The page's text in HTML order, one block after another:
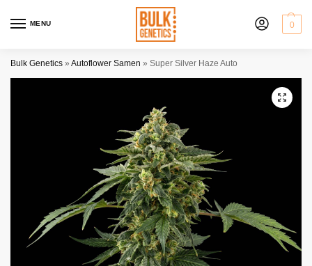
MENU 0
Bulk Genetics » Autoflower Samen » Super Silver Haze Auto